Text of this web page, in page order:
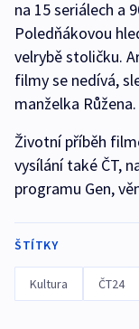
na 15 seriálech a
Poledňákovou
velrybě stoličku.
filmy se nedívá,
manželka Růžena.
Životní příběh
vysílání také ČT,
programu Gen,
ŠTÍTKY
Kultura ČT24